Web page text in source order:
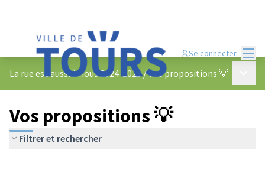
Se connecter
La rue est aussi à nous 2024-2025 /Vos propositions 💡
Vos propositions 💡
Filtrer et rechercher